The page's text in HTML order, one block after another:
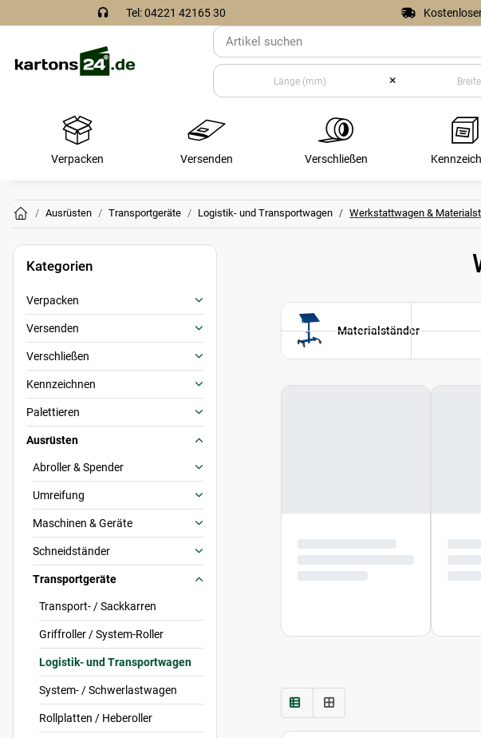
Tel: 04221 42165 30
×
Verpacken Versenden Verschließen
Ausrüsten Transportgeräte Logistik- und Transportwagen Werkstattwagen &
Materialständer
Kategorien
Verpacken
Versenden
Verschließen
Kennzeichnen
Palettieren
Ausrüsten
Abroller & Spender
Umreifung
Maschinen & Geräte
Schneidständer
Transportgeräte
Transport- / Sackkarren
Griffroller / System-Roller
Logistik- und Transportwagen
System- / Schwerlastwagen
Rollplatten / Heberoller